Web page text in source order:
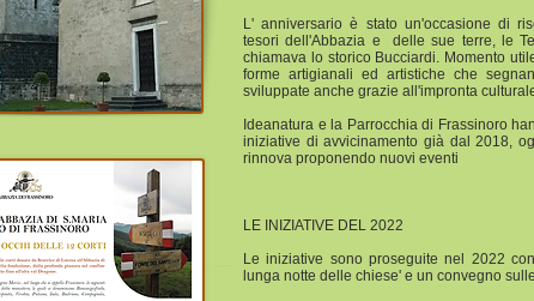
L' anniversario è stato un'occasione di
tesori dell'Abbazia e delle sue terre, le
chiamava lo storico Bucciardi. Momento
forme artigianali ed artistiche che
sviluppate anche grazie all'impronta
Ideanatura e la Parrocchia di Frassinoro
iniziative di avvicinamento già dal 2018,
rinnova proponendo nuovi eventi
LE INIZIATIVE DEL 2022
Le iniziative sono proseguite nel 2022
lunga notte delle chiese' e un convegno